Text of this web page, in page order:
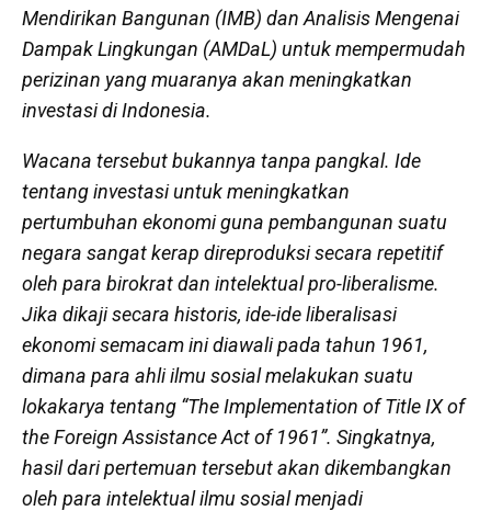
Mendirikan Bangunan (IMB) dan Analisis Mengenai
Dampak Lingkungan (AMDaL) untuk mempermudah
perizinan yang muaranya akan meningkatkan
investasi di Indonesia.
Wacana tersebut bukannya tanpa pangkal. Ide
tentang investasi untuk meningkatkan
pertumbuhan ekonomi guna pembangunan suatu
negara sangat kerap direproduksi secara repetitif
oleh para birokrat dan intelektual pro-liberalisme.
Jika dikaji secara historis, ide-ide liberalisasi
ekonomi semacam ini diawali pada tahun 1961,
dimana para ahli ilmu sosial melakukan suatu
lokakarya tentang “The Implementation of Title IX of
the Foreign Assistance Act of 1961”. Singkatnya,
hasil dari pertemuan tersebut akan dikembangkan
oleh para intelektual ilmu sosial menjadi